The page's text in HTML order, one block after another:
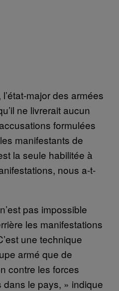
major des armées
ne livrerait aucun
formulées
manifestants de
la seule habilitée à
nous a-t-
pas impossible
les manifestations
une technique
armé que de
contre les forces
le pays, » indique